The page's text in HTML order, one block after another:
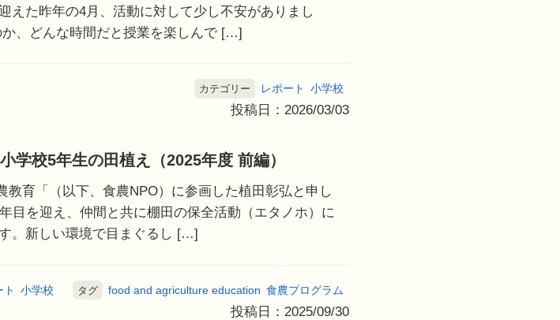
えた昨年の4月、活動に対して少し不安がありまし
、どんな時間だと授業を楽しんで […]
カテゴリー レポート 小学校
投稿日：2026/03/03
学校5年生の田植え（2025年度 前編）
教育「（以下、食農NPO）に参画した植田彰弘と申し
目を迎え、仲間と共に棚田の保全活動（エタノホ）に
。新しい環境で目まぐるし […]
ト 小学校 タグ food and agriculture education 食農プログラム
投稿日：2025/09/30